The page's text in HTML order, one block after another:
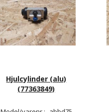
Hjulcylinder (alu)
(77363849)